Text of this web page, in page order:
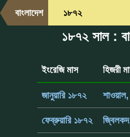
বাংলাদেশ ১৮৭২
১৮৭২ সাল :
ইংরেজি মাস হিজরী
জানুয়ারি ১৮৭২
ফেব্রুয়ারি ১৮৭২